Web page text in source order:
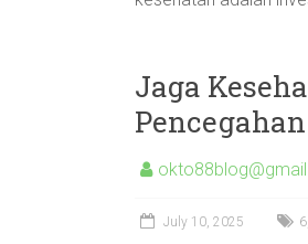
Jaga
July 10, 2025 6